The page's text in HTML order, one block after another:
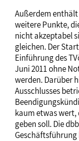
Außerdem
weitere Punkte,
nicht akzeptabel
gleichen. Der
Einführung des
Juni 2011 ohne
werden. Darüber
Ausschlusses
kaum etwas wert,
geben soll. Die